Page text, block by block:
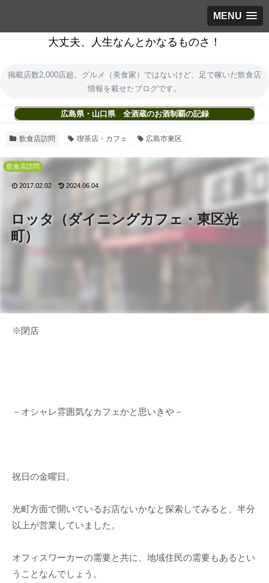
MENU
大丈夫、人生なんとかなるものさ！
掲載店数2,000店超。グルメ（美食家）ではないけど、足で稼いだ飲食店
情報を載せたブログです。
広島県・山口県 全酒蔵のお酒制覇の記録
飲食店訪問 喫茶店・カフェ 広島市東区
ロッタ（ダイニングカフェ・東区光
町）
飲食店訪問
2017.02.02 2024.06.04
※閉店
－オシャレ雰囲気なカフェかと思いきや－
祝日の金曜日。
光町方面で開いているお店ないかなと探索してみると、半分
以上が営業していました。
オフィスワーカーの需要と共に、地域住民の需要もあるとい
うことなんでしょう。